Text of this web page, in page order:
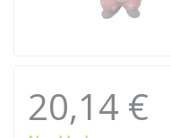
20,14 €